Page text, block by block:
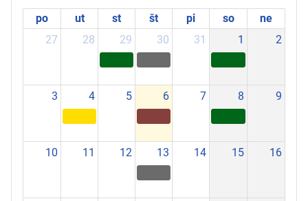
po ut st št pi so
ne
27
28 29 30 31 1 2
3 4 5 6 7 8 9
10 11 12 13 14 15 16